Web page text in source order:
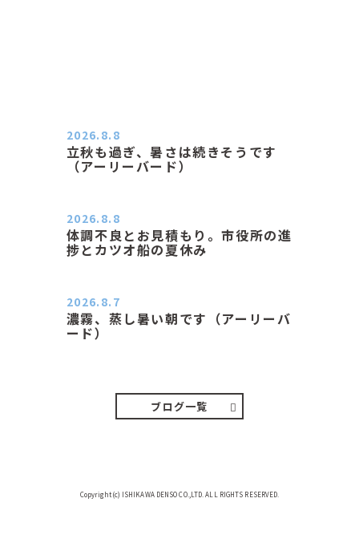
立秋も過ぎ、暑さは続きそうです
（アーリーバード）
2026.8.8
体調不良とお見積もり。市役所の進
捗とカツオ船の夏休み
2026.8.8
濃霧、蒸し暑い朝です（アーリーバ
ード）
2026.8.7
ブログ一覧
Copyright(c) ISHIKAWA DENSO CO.,LTD. ALL RIGHTS RESERVED.